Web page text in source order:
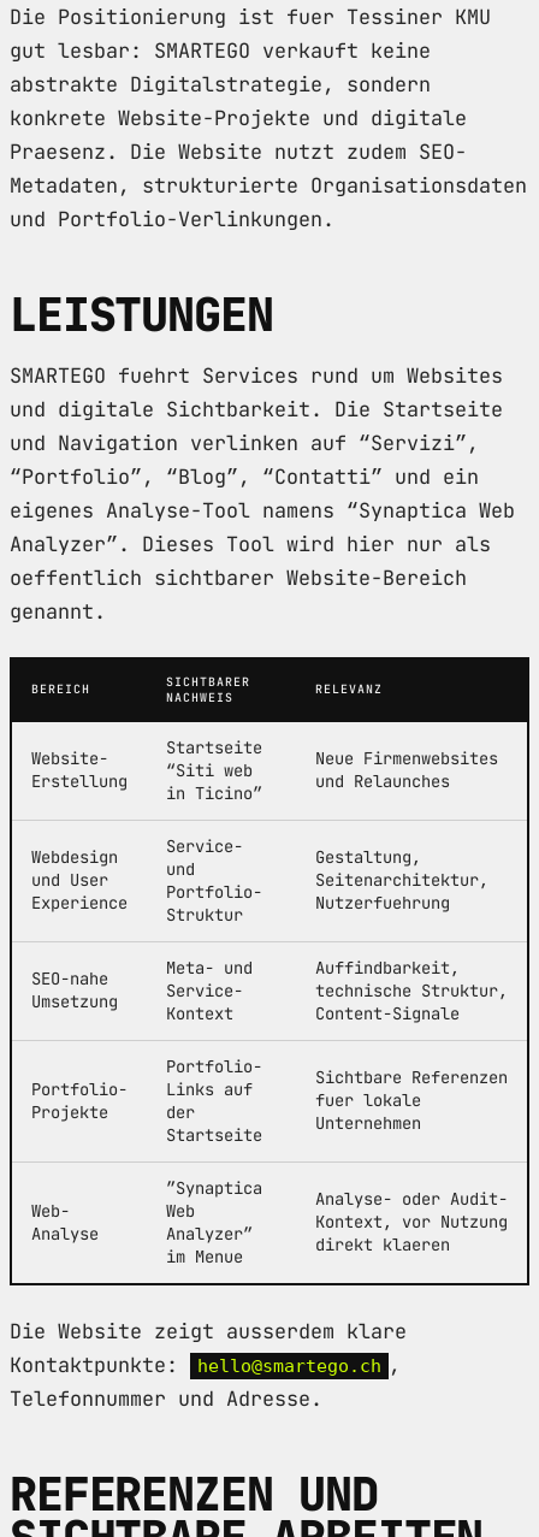
Die Positionierung ist fuer Tessiner KMU
gut lesbar: SMARTEGO verkauft keine
abstrakte Digitalstrategie, sondern
konkrete Website-Projekte und digitale
Praesenz. Die Website nutzt zudem SEO-
Metadaten, strukturierte Organisationsdaten
und Portfolio-Verlinkungen.
LEISTUNGEN
SMARTEGO fuehrt Services rund um Websites
und digitale Sichtbarkeit. Die Startseite
und Navigation verlinken auf “Servizi”,
“Portfolio”, “Blog”, “Contatti” und ein
eigenes Analyse-Tool namens “Synaptica Web
Analyzer”. Dieses Tool wird hier nur als
oeffentlich sichtbarer Website-Bereich
genannt.
BEREICH
SICHTBARER
NACHWEIS
RELEVANZ
Website-
Erstellung
Startseite
“Siti web
in Ticino”
Neue Firmenwebsites
und Relaunches
Webdesign
und User
Experience
Service-
und
Portfolio-
Struktur
Gestaltung,
Seitenarchitektur,
Nutzerfuehrung
SEO-nahe
Umsetzung
Meta- und
Service-
Kontext
Auffindbarkeit,
technische Struktur,
Content-Signale
Portfolio-
Projekte
Portfolio-
Links auf
der
Startseite
Sichtbare Referenzen
fuer lokale
Unternehmen
Web-
Analyse
”Synaptica
Web
Analyzer”
im Menue
Analyse- oder Audit-
Kontext, vor Nutzung
direkt klaeren
Die Website zeigt ausserdem klare
Kontaktpunkte:
hello@smartego.ch ,
Telefonnummer und Adresse.
REFERENZEN UND